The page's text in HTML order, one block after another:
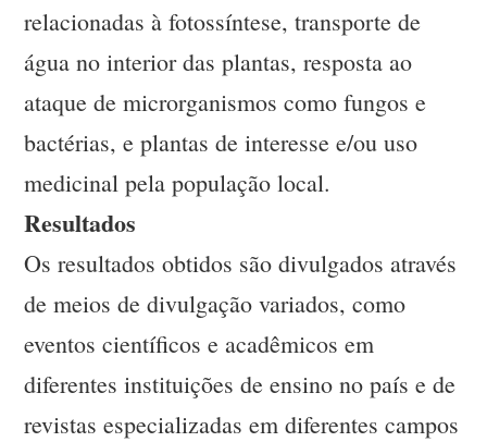
relacionadas à fotossíntese, transporte de
água no interior das plantas, resposta ao
ataque de microrganismos como fungos e
bactérias, e plantas de interesse e/ou uso
medicinal pela população local.
Resultados
Os resultados obtidos são divulgados através
de meios de divulgação variados, como
eventos científicos e acadêmicos em
diferentes instituições de ensino no país e de
revistas especializadas em diferentes campos